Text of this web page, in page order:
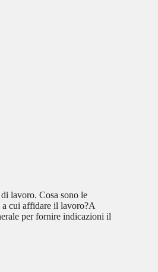
lavoro. Cosa sono le
a cui affidare il lavoro?A
per fornire indicazioni il